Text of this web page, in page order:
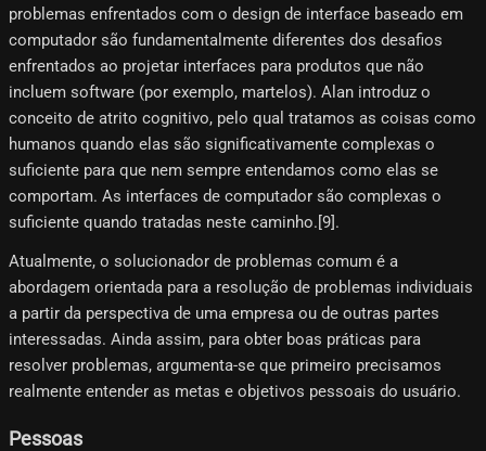
problemas enfrentados com o design de interface baseado em
computador são fundamentalmente diferentes dos desafios
enfrentados ao projetar interfaces para produtos que não
incluem software (por exemplo, martelos). Alan introduz o
conceito de atrito cognitivo, pelo qual tratamos as coisas como
humanos quando elas são significativamente complexas o
suficiente para que nem sempre entendamos como elas se
comportam. As interfaces de computador são complexas o
suficiente quando tratadas neste caminho.[9]​.
Atualmente, o solucionador de problemas comum é a
abordagem orientada para a resolução de problemas individuais
a partir da perspectiva de uma empresa ou de outras partes
interessadas. Ainda assim, para obter boas práticas para
resolver problemas, argumenta-se que primeiro precisamos
realmente entender as metas e objetivos pessoais do usuário.
Pessoas